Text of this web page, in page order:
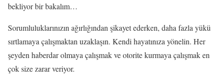
bekliyor bir bakalım…
Sorumluluklarınızın ağırlığından şikayet ederken, daha fazla yükü
sırtlamaya çalışmaktan uzaklaşın. Kendi hayatınıza yönelin. Her
şeyden haberdar olmaya çalışmak ve otorite kurmaya çalışmak en
çok size zarar veriyor.